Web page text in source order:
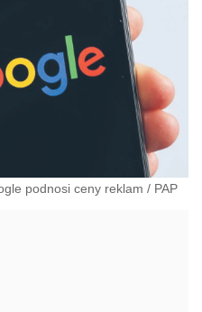
podnosi ceny reklam / PAP